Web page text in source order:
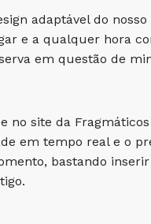
adaptável do
e a qualquer hora
em questão de
no site da
em tempo real e o
bastando